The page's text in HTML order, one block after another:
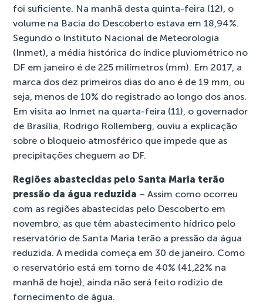
foi suficiente. Na manhã desta quinta-feira (12), o
volume na Bacia do Descoberto estava em 18,94%.
Segundo o Instituto Nacional de Meteorologia
(Inmet), a média histórica do índice pluviométrico no
DF em janeiro é de 225 milímetros (mm). Em 2017, a
marca dos dez primeiros dias do ano é de 19 mm, ou
seja, menos de 10% do registrado ao longo dos anos.
Em visita ao Inmet na quarta-feira (11), o governador
de Brasília, Rodrigo Rollemberg, ouviu a explicação
sobre o bloqueio atmosférico que impede que as
precipitações cheguem ao DF.
Regiões abastecidas pelo Santa Maria terão
pressão da água reduzida –Assim como ocorreu
com as regiões abastecidas pelo Descoberto em
novembro, as que têm abastecimento hídrico pelo
reservatório de Santa Maria terão a pressão da água
reduzida. A medida começa em 30 de janeiro. Como
o reservatório está em torno de 40% (41,22% na
manhã de hoje), ainda não será feito rodízio de
fornecimento de água.